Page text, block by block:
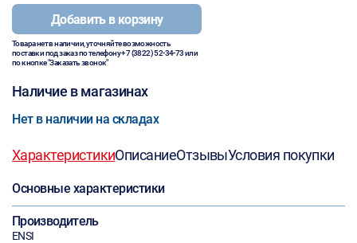
Добавить в корзину
Товара нет в наличии, уточняйте возможность
поставки под заказ по телефону+7 (3822) 52-34-73или
по кнопке "Заказать звонок"
Наличие в магазинах
Нет в наличии на складах
ХарактеристикиОписаниеОтзывыУсловия покупки
Основные характеристики
Производитель
ENSI